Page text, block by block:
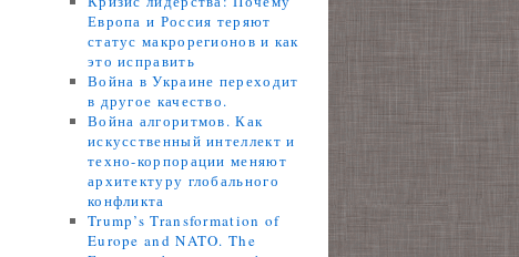
Европа и Россия теряют
статус макрорегионов и как
это исправить
Война в Украине переходит
в другое качество.
Война алгоритмов. Как
искусственный интеллект и
техно-корпорации меняют
архитектуру глобального
конфликта
Trump’s Transformation of
Europe and NATO. The